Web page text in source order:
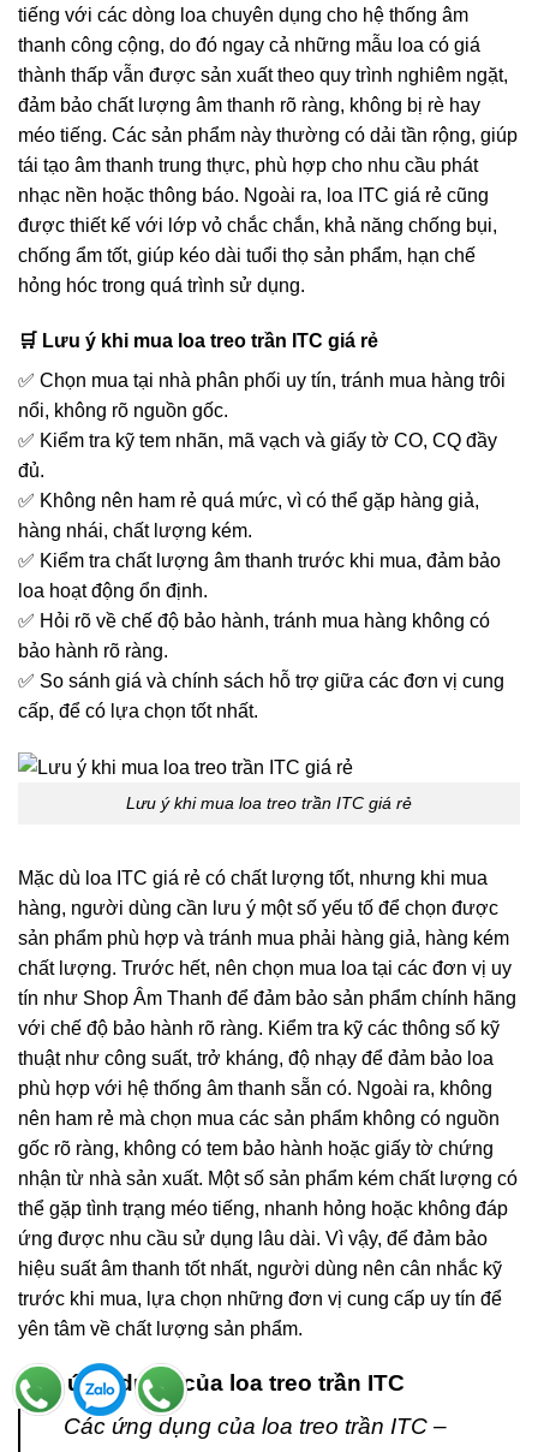
tiếng với các dòng loa chuyên dụng cho hệ thống âm
thanh công cộng, do đó ngay cả những mẫu loa có giá
thành thấp vẫn được sản xuất theo quy trình nghiêm ngặt,
đảm bảo chất lượng âm thanh rõ ràng, không bị rè hay
méo tiếng. Các sản phẩm này thường có dải tần rộng, giúp
tái tạo âm thanh trung thực, phù hợp cho nhu cầu phát
nhạc nền hoặc thông báo. Ngoài ra, loa ITC giá rẻ cũng
được thiết kế với lớp vỏ chắc chắn, khả năng chống bụi,
chống ẩm tốt, giúp kéo dài tuổi thọ sản phẩm, hạn chế
hỏng hóc trong quá trình sử dụng.
🛒 Lưu ý khi mua loa treo trần ITC giá rẻ
✅ Chọn mua tại nhà phân phối uy tín, tránh mua hàng trôi
nổi, không rõ nguồn gốc.
✅ Kiểm tra kỹ tem nhãn, mã vạch và giấy tờ CO, CQ đầy
đủ.
✅ Không nên ham rẻ quá mức, vì có thể gặp hàng giả,
hàng nhái, chất lượng kém.
✅ Kiểm tra chất lượng âm thanh trước khi mua, đảm bảo
loa hoạt động ổn định.
✅ Hỏi rõ về chế độ bảo hành, tránh mua hàng không có
bảo hành rõ ràng.
✅ So sánh giá và chính sách hỗ trợ giữa các đơn vị cung
cấp, để có lựa chọn tốt nhất.
Lưu ý khi mua loa treo trần ITC giá rẻ
Mặc dù loa ITC giá rẻ có chất lượng tốt, nhưng khi mua
hàng, người dùng cần lưu ý một số yếu tố để chọn được
sản phẩm phù hợp và tránh mua phải hàng giả, hàng kém
chất lượng. Trước hết, nên chọn mua loa tại các đơn vị uy
tín như Shop Âm Thanh để đảm bảo sản phẩm chính hãng
với chế độ bảo hành rõ ràng. Kiểm tra kỹ các thông số kỹ
thuật như công suất, trở kháng, độ nhạy để đảm bảo loa
phù hợp với hệ thống âm thanh sẵn có. Ngoài ra, không
nên ham rẻ mà chọn mua các sản phẩm không có nguồn
gốc rõ ràng, không có tem bảo hành hoặc giấy tờ chứng
nhận từ nhà sản xuất. Một số sản phẩm kém chất lượng có
thể gặp tình trạng méo tiếng, nhanh hỏng hoặc không đáp
ứng được nhu cầu sử dụng lâu dài. Vì vậy, để đảm bảo
hiệu suất âm thanh tốt nhất, người dùng nên cân nhắc kỹ
trước khi mua, lựa chọn những đơn vị cung cấp uy tín để
yên tâm về chất lượng sản phẩm.
Các ứng dụng của loa treo trần ITC
Các ứng dụng của loa treo trần ITC –